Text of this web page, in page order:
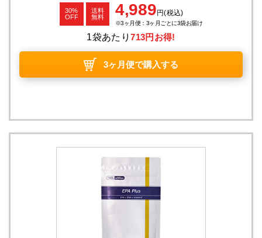
30%
OFF
送料
無料
4,989 円(税込)
3ヶ月便：3ヶ月ごとに3袋お届け
1袋あたり713円お得!
3ヶ月便で購入する